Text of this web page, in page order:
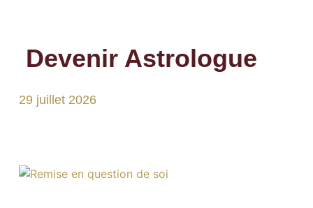
Devenir Astrologue
29 juillet 2026